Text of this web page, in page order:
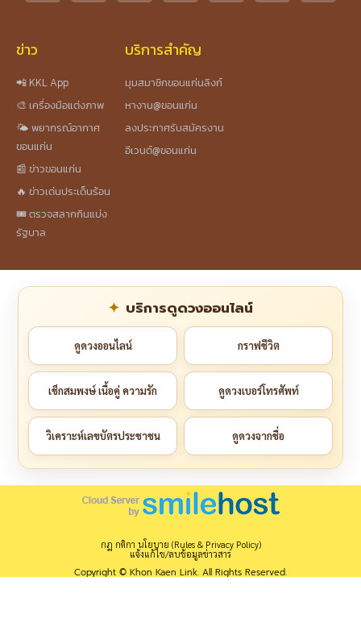
ข่าว
📲 KKL App
🎨 เครื่องมือแต่งภาพ
🌤️ พยากรณ์อากาศ
ขอนแก่น
📰 ข่าวขอนแก่น
🔥 ข่าวเด่นประเด็นร้อน
🎟️ ตรวจสลากกินแบ่ง
รัฐบาล
บริการสำคัญ
มุมสมาชิกขอนแก่นลิงก์
หางาน@ขอนแก่น
ลงประกาศรับสมัครงาน
อีเวนต์@ขอนแก่น
บริการดูดวงออนไลน์
ดูดวงออนไลน์ กราฟชีวิต
เช็กสมพงษ์ เนื้อคู่ ความรัก ดูดวงเบอร์โทรศัพท์
วิเคราะห์เลขบัตรประชาชน ดูดวงจากชื่อ
กฎ กติกา นโยบาย (Rules & Privacy Policy)
แจ้งแก้ไข/ลบข้อมูลข่าวสาร
Copyright © Khon Kaen Link. All Rights Reserved.